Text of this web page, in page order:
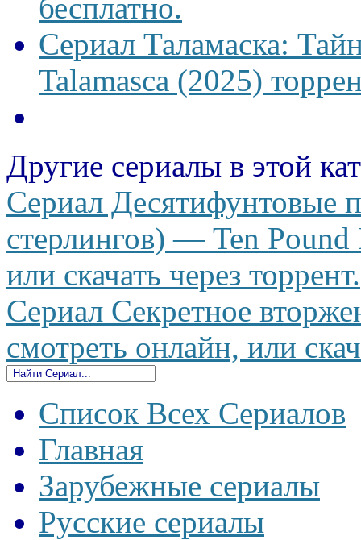
бесплатно.
Сериал Таламаска:
Talamasca (2025)
Другие сериалы в этой
Сериал Десятифунтовые
стерлингов) — Ten Pound
или скачать через торрент.
Сериал Секретное
смотреть онлайн, или
Список Всех Сериалов
Главная
Зарубежные сериалы
Русские сериалы